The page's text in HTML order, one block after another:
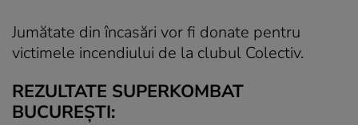
Jumătate din încasări vor fi donate pentru
victimele incendiului de la clubul Colectiv.
REZULTATE SUPERKOMBAT
BUCUREȘTI: